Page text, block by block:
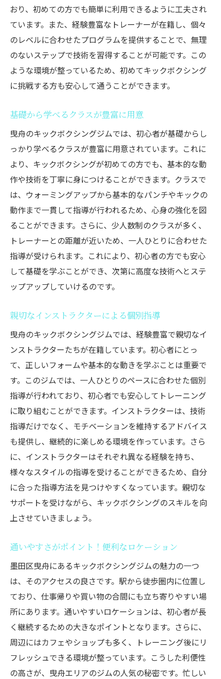
個々のレベルに合わせたトレーニングが魅
力
キックボクシングスタジオの特徴と選び方
ジム選びのポイントを解説
試しに通ってみたいジムのリスト
曳舟のキックボクシングジムで基礎から始める
新しい健康習慣
ストレス解消に最適なキックボクシング
体力アップを目指す健康習慣
継続しやすいトレーニングスケジュール
健康維持に役立つ食事管理のヒント
健康とフィットネスの両立を目指す
初心者が安心して通える曳舟のキックボクシン
グジムの選び方
初心者に優しいジムの特徴
設備や環境のチェックポイント
体験レッスンでジムの雰囲気を確認
口コミやレビューを参考にする方法
アットホームな雰囲気が魅力の曳舟のキックボ
クシングジムに通おう
初めてでも馴染みやすいジムの雰囲気
ジムコミュニティの魅力を探る
仲間と一緒に楽しむトレーニング
アットホームなジムの選び方
長続きするためのおすすめジム
ジムで築く新しい人間関係
親切なインストラクターがサポート！曳舟の初
心者向けキックボクシングジム
経験豊富なインストラクターの見極め方
個別のサポートでスキルアップ
インストラクターとの信頼関係を築く
安全に楽しむための注意点
初心者でも無理なく続けられる秘訣
曳舟でキックボクシングを始める方必見！おす
すめジムの特徴
曳舟で話題のキックボクシングジム
おり、初めての方でも簡単に利用できるように工夫され
ています。また、経験豊富なトレーナーが在籍し、個々
のレベルに合わせたプログラムを提供することで、無理
のないステップで技術を習得することが可能です。この
ような環境が整っているため、初めてキックボクシング
に挑戦する方も安心して通うことができます。
基礎から学べるクラスが豊富に用意
曳舟のキックボクシングジムでは、初心者が基礎からし
っかり学べるクラスが豊富に用意されています。これに
より、キックボクシングが初めての方でも、基本的な動
作や技術を丁寧に身につけることができます。クラスで
は、ウォーミングアップから基本的なパンチやキックの
動作まで一貫して指導が行われるため、心身の強化を図
ることができます。さらに、少人数制のクラスが多く、
トレーナーとの距離が近いため、一人ひとりに合わせた
指導が受けられます。これにより、初心者の方でも安心
して基礎を学ぶことができ、次第に高度な技術へとステ
ップアップしていけるのです。
親切なインストラクターによる個別指導
曳舟のキックボクシングジムでは、経験豊富で親切なイ
ンストラクターたちが在籍しています。初心者にとっ
て、正しいフォームや基本的な動きを学ぶことは重要で
す。このジムでは、一人ひとりのペースに合わせた個別
指導が行われており、初心者でも安心してトレーニング
に取り組むことができます。インストラクターは、技術
指導だけでなく、モチベーションを維持するアドバイス
も提供し、継続的に楽しめる環境を作っています。さら
に、インストラクターはそれぞれ異なる経験を持ち、
様々なスタイルの指導を受けることができるため、自分
に合った指導方法を見つけやすくなっています。親切な
サポートを受けながら、キックボクシングのスキルを向
上させていきましょう。
通いやすさがポイント！便利なロケーション
墨田区曳舟にあるキックボクシングジムの魅力の一つ
は、そのアクセスの良さです。駅から徒歩圏内に位置し
ており、仕事帰りや買い物の合間にも立ち寄りやすい場
所にあります。通いやすいロケーションは、初心者が長
く継続するための大きなポイントとなります。さらに、
周辺にはカフェやショップも多く、トレーニング後にリ
フレッシュできる環境が整っています。こうした利便性
の高さが、曳舟エリアのジムの人気の秘密です。忙しい